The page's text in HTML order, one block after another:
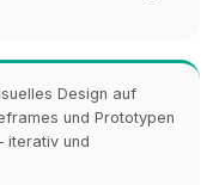
Design auf
und Prototypen
iterativ und